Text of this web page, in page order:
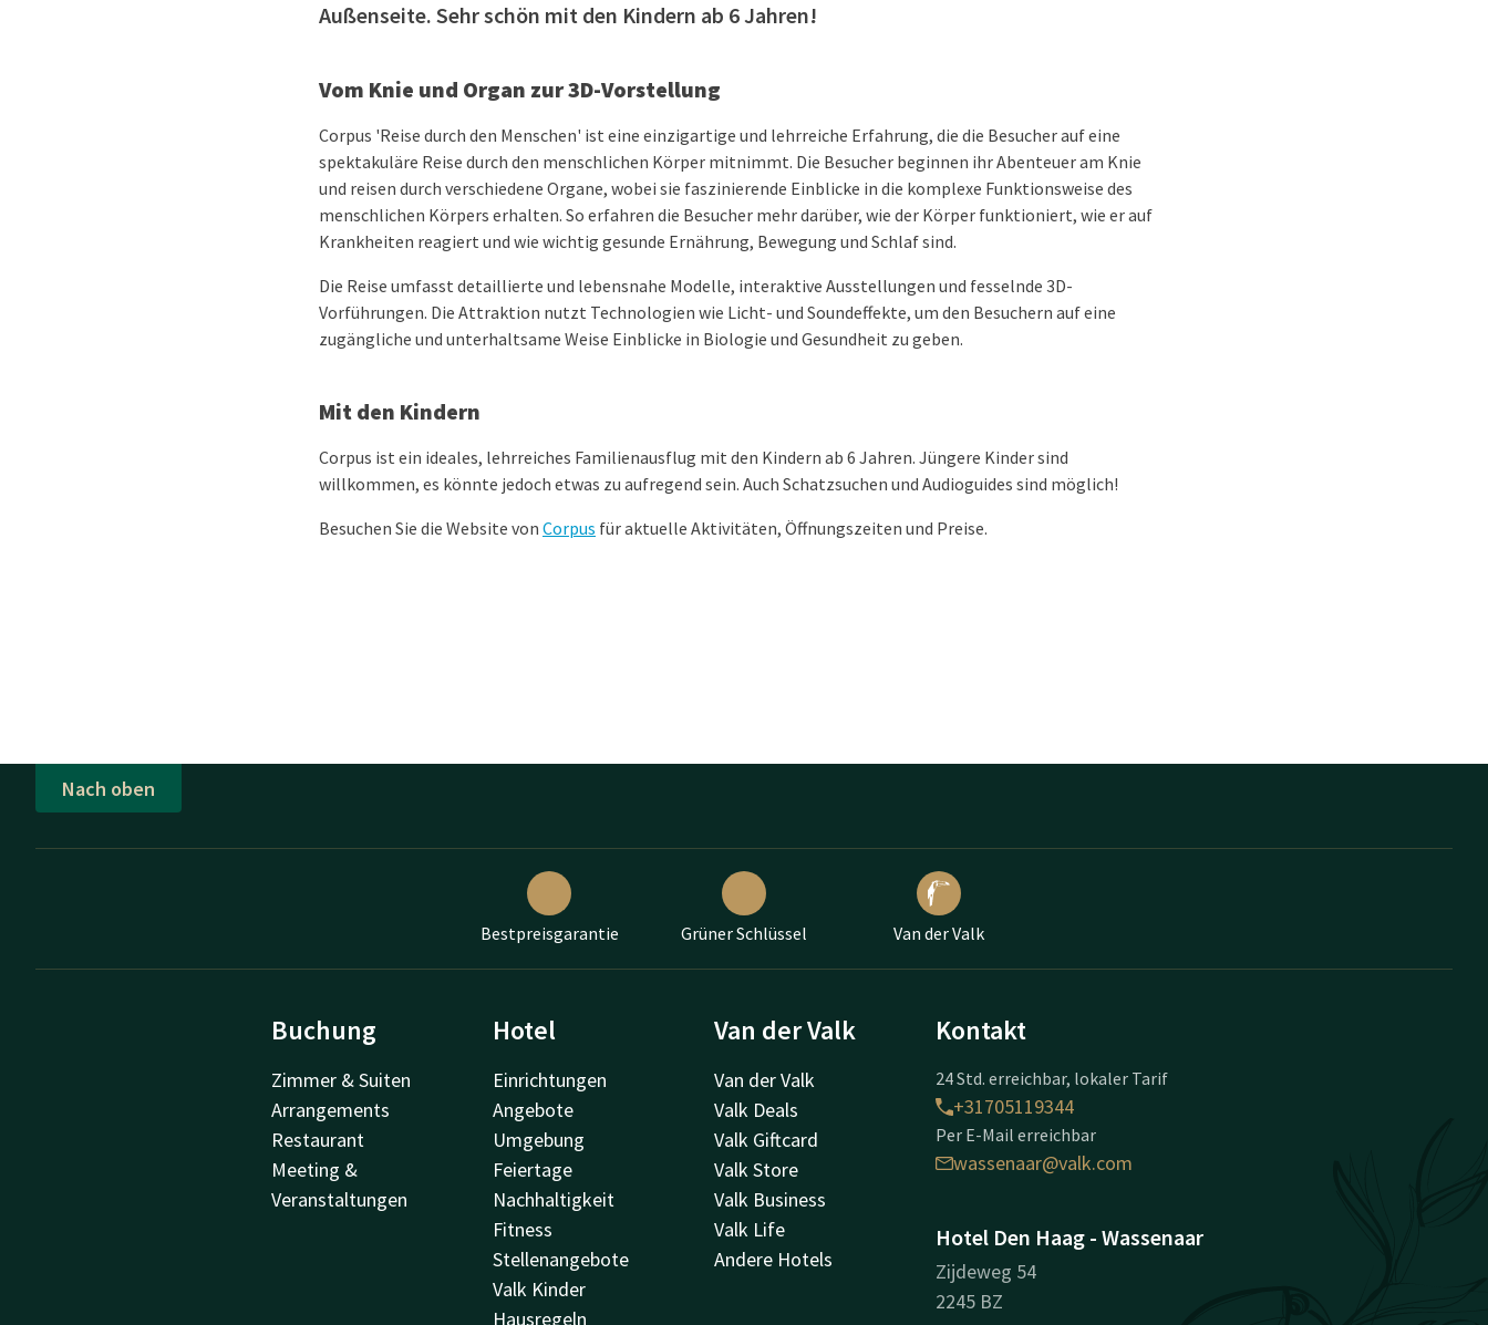
Außenseite. Sehr schön mit den Kindern ab 6 Jahren!
Vom Knie und Organ zur 3D-Vorstellung
Corpus 'Reise durch den Menschen' ist eine einzigartige und lehrreiche Erfahrung, die die Besucher auf eine
spektakuläre Reise durch den menschlichen Körper mitnimmt. Die Besucher beginnen ihr Abenteuer am Knie
und reisen durch verschiedene Organe, wobei sie faszinierende Einblicke in die komplexe Funktionsweise des
menschlichen Körpers erhalten. So erfahren die Besucher mehr darüber, wie der Körper funktioniert, wie er auf
Krankheiten reagiert und wie wichtig gesunde Ernährung, Bewegung und Schlaf sind.
Die Reise umfasst detaillierte und lebensnahe Modelle, interaktive Ausstellungen und fesselnde 3D-
Vorführungen. Die Attraktion nutzt Technologien wie Licht- und Soundeffekte, um den Besuchern auf eine
zugängliche und unterhaltsame Weise Einblicke in Biologie und Gesundheit zu geben.
Mit den Kindern
Corpus ist ein ideales, lehrreiches Familienausflug mit den Kindern ab 6 Jahren. Jüngere Kinder sind
willkommen, es könnte jedoch etwas zu aufregend sein. Auch Schatzsuchen und Audioguides sind möglich!
Besuchen Sie die Website von Corpus für aktuelle Aktivitäten, Öffnungszeiten und Preise.
Nach oben
Bestpreisgarantie Grüner Schlüssel Van der Valk
Buchung
Zimmer & Suiten
Arrangements
Restaurant
Meeting &
Veranstaltungen
Hotel
Einrichtungen
Angebote
Umgebung
Feiertage
Nachhaltigkeit
Fitness
Stellenangebote
Valk Kinder
Hausregeln
Van der Valk
Van der Valk
Valk Deals
Valk Giftcard
Valk Store
Valk Business
Valk Life
Andere Hotels
Kontakt
24 Std. erreichbar, lokaler Tarif
+31705119344
Per E-Mail erreichbar
wassenaar@valk.com
Hotel Den Haag - Wassenaar
Zijdeweg 54
2245 BZ